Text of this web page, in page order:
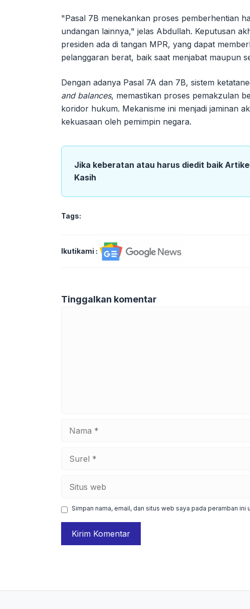
"Pasal 7B menekankan proses pemberhentian
undangan lainnya," jelas Abdullah. Keputusan
presiden ada di tangan MPR, yang dapat
pelanggaran berat, baik saat menjabat maupun
Dengan adanya Pasal 7A dan 7B, sistem
and balances, memastikan proses pemakzulan
koridor hukum. Mekanisme ini menjadi jaminan
kekuasaan oleh pemimpin negara.
Jika keberatan atau harus diedit baik
Kasih
Tags:
Ikutikami :
Tinggalkan komentar
Simpan nama, email, dan situs web saya pada peramban ini